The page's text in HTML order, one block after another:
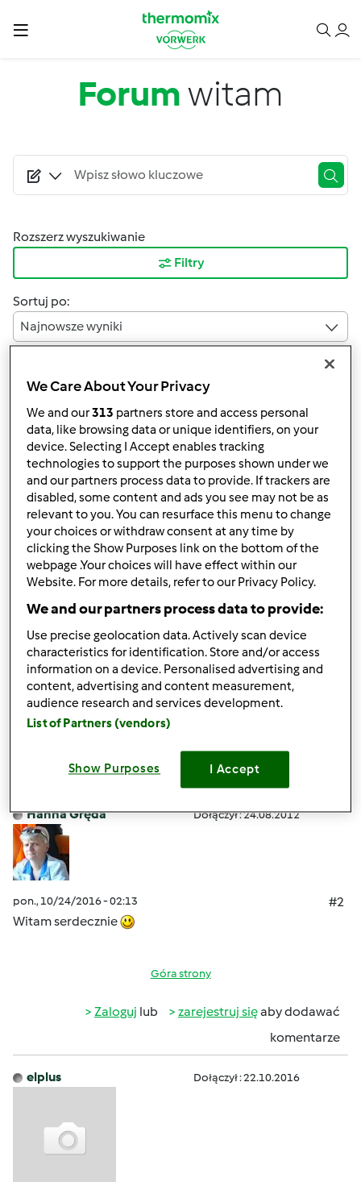
Forumwitam
Rozszerz wyszukiwanie
Filtry
Sortuj po:
Najnowsze wyniki
10
3 | Ostatni wpis
Szybka odpowiedź
Mixi Dołączył : 08.11.2010
śr., 10/26/2016 - 06:55
Witamy serdecznie!
Jeżeli będziesz mieć jakieś pytania, z chęcią na nie
odpowiemy
Góra strony
zarejestruj sięaby dodawać
Hanna Gręda Dołączył : 24.08.2012
pon., 10/24/2016 - 02:13
#2
Witam serdecznie
Góra strony
Zaloguj lub zarejestruj sięaby dodawać
komentarze
elplus Dołączył : 22.10.2016
We Care About Your Privacy
We and our313 partners store and access personal
data, like browsing data or unique identifiers, on your
device. Selecting I Accept enables tracking
technologies to support the purposes shown under we
and our partners process data to provide. If trackers are
disabled, some content and ads you see may not be as
relevant to you. You can resurface this menu to change
your choices or withdraw consent at any time by
clicking the Show Purposes link on the bottom of the
webpage .Your choices will have effect within our
Website. For more details, refer to our Privacy Policy.
We and our partners process data to provide:
Use precise geolocation data. Actively scan device
characteristics for identification. Store and/or access
information on a device. Personalised advertising and
content, advertising and content measurement,
audience research and services development.
List of Partners (vendors)
Show Purposes I Accept